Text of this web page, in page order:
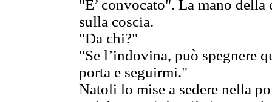
"E’ convocato". La mano
sulla coscia.
"Da chi?"
"Se l’indovina, può spegnere
porta e seguirmi."
Natoli lo mise a sedere nella